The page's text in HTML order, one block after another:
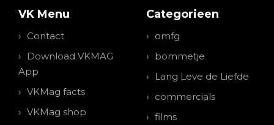
VK Menu
Contact
Download VKMAG
App
VKMag facts
VKMag shop
Categorieen
omfg
bommetje
Lang Leve de Liefde
commercials
films